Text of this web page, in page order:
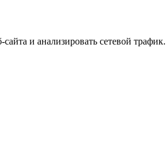
и анализировать сетевой трафик.